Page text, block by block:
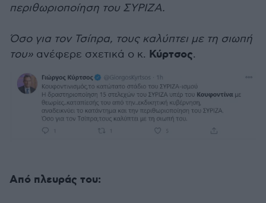
περιθωριοποίηση του ΣΥΡΙΖΑ.
Όσο για τον Τσίπρα, τους καλύπτει με τη σιωπή
του» ανέφερε σχετικά ο κ. Κύρτσος.
Από πλευράς του: